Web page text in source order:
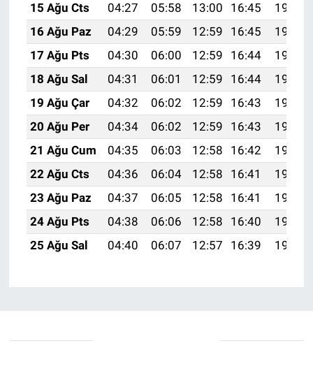
15 Ağu Cts
04:27 05:58 13:00 16:45
19:51
16 Ağu Paz
04:29 05:59 12:59 16:45
19:50
17 Ağu Pts
04:30 06:00 12:59 16:44
19:49
18 Ağu Sal
04:31 06:01 12:59 16:44
19:47
19 Ağu Çar
04:32 06:02 12:59 16:43
19:46
20 Ağu Per
04:34 06:02 12:59 16:43
19:45
21 Ağu Cum
04:35 06:03 12:58 16:42
19:43
22 Ağu Cts
04:36 06:04 12:58 16:41
19:42
23 Ağu Paz
04:37 06:05 12:58 16:41
19:41
24 Ağu Pts
04:38 06:06 12:58 16:40
19:39
25 Ağu Sal
04:40 06:07 12:57 16:39 19:38